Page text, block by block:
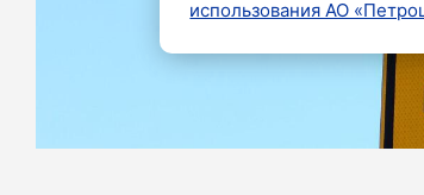
использования АО